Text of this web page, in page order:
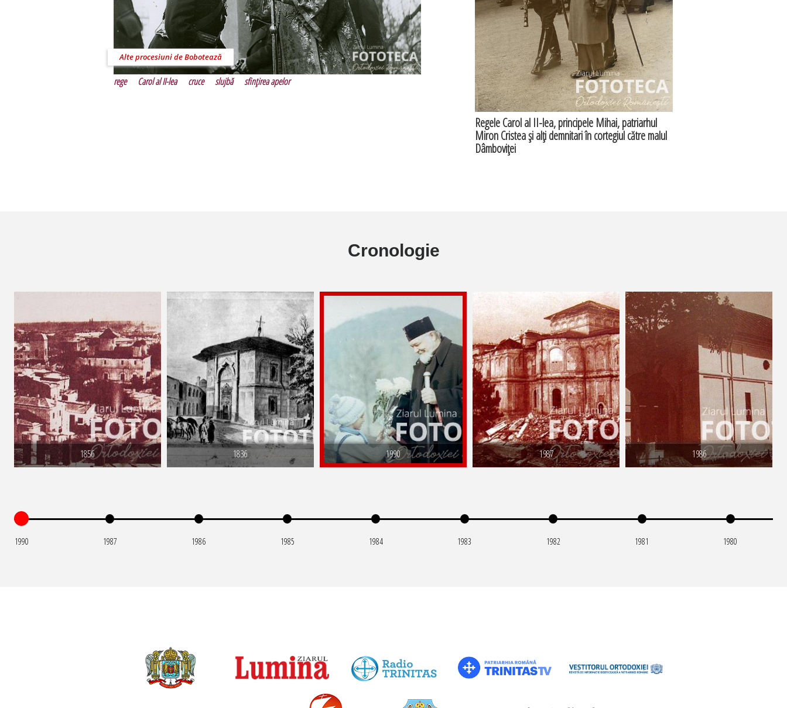
Alte procesiuni de Bobotează
rege Carol al II-lea cruce slujbă sfinţirea apelor
Regele Carol al II-lea, principele Mihai, patriarhul
Miron Cristea şi alţi demnitari în cortegiul către malul
Dâmboviţei
Cronologie
1856 1836 1990 1987 1986
1990 1987 1986 1985 1984 1983 1982 1981 1980